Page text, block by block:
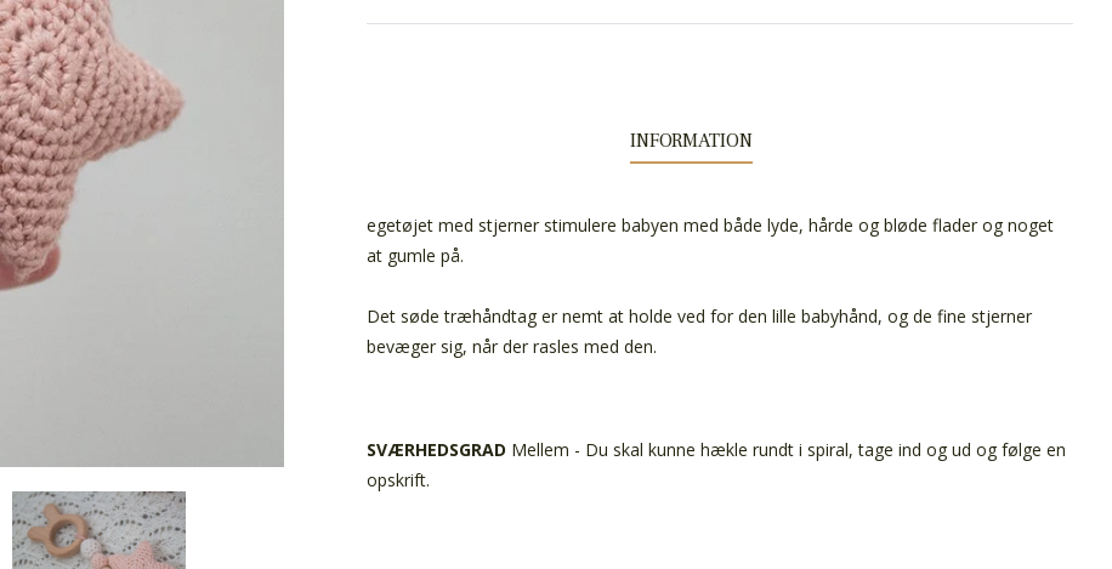
INFORMATION
egetøjet med stjerner stimulere babyen med både lyde, hårde og bløde flader og noget
at gumle på.
Det søde træhåndtag er nemt at holde ved for den lille babyhånd, og de fine stjerner
bevæger sig, når der rasles med den.
SVÆRHEDSGRAD Mellem - Du skal kunne hækle rundt i spiral, tage ind og ud og følge en
opskrift.